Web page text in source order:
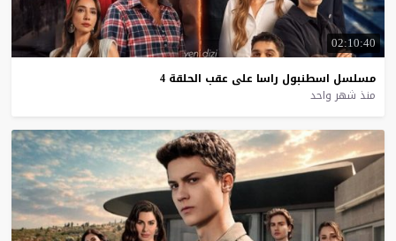
02:10:40
مسلسل اسطنبول راسا على عقب الحلقة 4
منذ شهر واحد